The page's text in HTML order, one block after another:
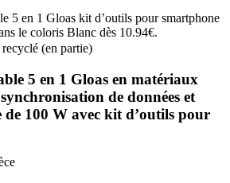
(en partie)
5 en 1 Gloas en matériaux
de données et
de 100 W avec kit d’outils pour